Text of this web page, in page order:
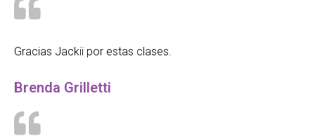
Gracias Jackii por estas clases.
Brenda Grilletti